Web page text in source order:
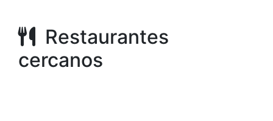
Restaurantes
cercanos